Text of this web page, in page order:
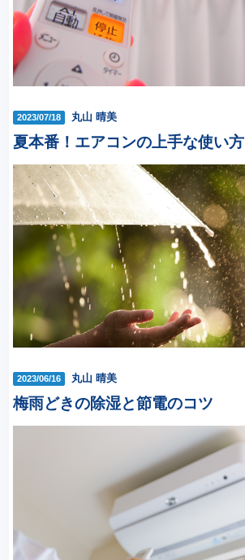
2023/07/18 丸山 晴美
夏本番！エアコンの上手な使い方
2023/06/16 丸山 晴美
梅雨どきの除湿と節電のコツ